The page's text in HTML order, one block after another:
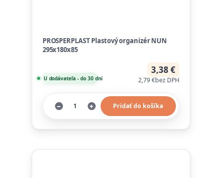
PROSPERPLAST Plastový organizér NUN
295x180x85
3,38 €
2,79 €bez DPH
U dodávateľa - do 30 dní
Pridať do košíka